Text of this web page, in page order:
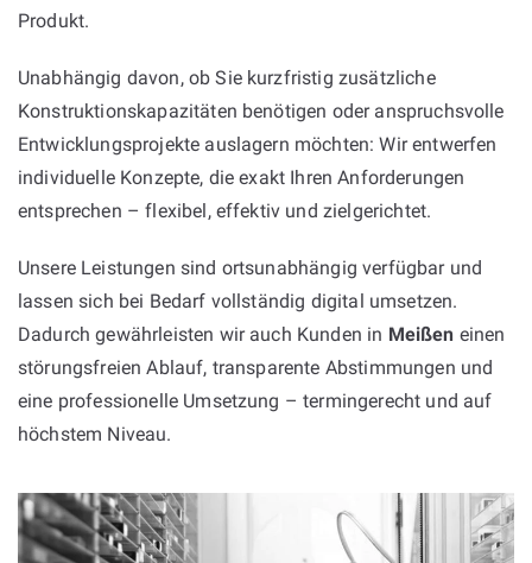
Produkt.
Unabhängig davon, ob Sie kurzfristig zusätzliche
Konstruktionskapazitäten benötigen oder anspruchsvolle
Entwicklungsprojekte auslagern möchten: Wir entwerfen
individuelle Konzepte, die exakt Ihren Anforderungen
entsprechen – flexibel, effektiv und zielgerichtet.
Unsere Leistungen sind ortsunabhängig verfügbar und
lassen sich bei Bedarf vollständig digital umsetzen.
Dadurch gewährleisten wir auch Kunden in Meißen einen
störungsfreien Ablauf, transparente Abstimmungen und
eine professionelle Umsetzung – termingerecht und auf
höchstem Niveau.